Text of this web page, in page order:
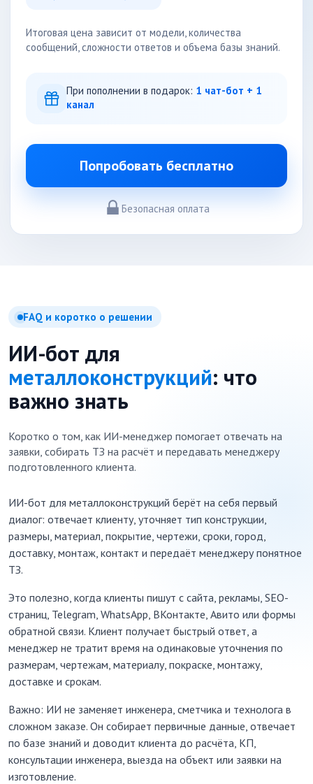
Итоговая цена зависит от модели, количества
сообщений, сложности ответов и объема базы знаний.
При пополнении в подарок: 1 чат-бот + 1
канал
Попробовать бесплатно
Безопасная оплата
FAQ и коротко о решении
ИИ-бот для
металлоконструкций: что
важно знать
Коротко о том, как ИИ-менеджер помогает отвечать на
заявки, собирать ТЗ на расчёт и передавать менеджеру
подготовленного клиента.
ИИ-бот для металлоконструкций берёт на себя первый
диалог: отвечает клиенту, уточняет тип конструкции,
размеры, материал, покрытие, чертежи, сроки, город,
доставку, монтаж, контакт и передаёт менеджеру понятное
ТЗ.
Это полезно, когда клиенты пишут с сайта, рекламы, SEO-
страниц, Telegram, WhatsApp, ВКонтакте, Авито или формы
обратной связи. Клиент получает быстрый ответ, а
менеджер не тратит время на одинаковые уточнения по
размерам, чертежам, материалу, покраске, монтажу,
доставке и срокам.
Важно: ИИ не заменяет инженера, сметчика и технолога в
сложном заказе. Он собирает первичные данные, отвечает
по базе знаний и доводит клиента до расчёта, КП,
консультации инженера, выезда на объект или заявки на
изготовление.